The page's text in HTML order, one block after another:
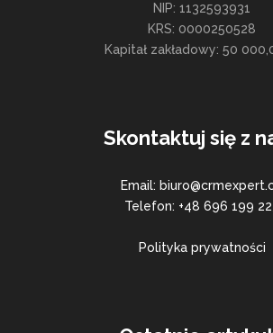
NIP: 1132593931
KRS: 0000250528
Kapitał zakładowy: 50
Skontaktuj się z
Email:
Telefon: +48 696 199
Polityka prywatności